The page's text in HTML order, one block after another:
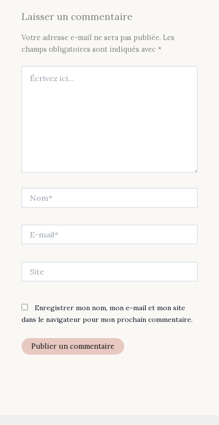
Laisser un commentaire
Votre adresse e-mail ne sera pas publiée. Les
champs obligatoires sont indiqués avec*
ici…
mail*
Enregistrer mon nom, mon e-mail et mon site
dans le navigateur pour mon prochain commentaire.